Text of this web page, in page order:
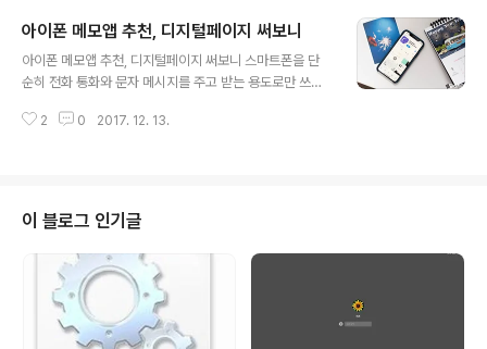
나 발견하지 못한 그 어떤 문제점이 내재되어 있진 않은지,
그리고 이를 좀 더 간편하게 찾아볼 수 있는 방법은 없는지
에 대한 문의도 적지 않게 보이더군요. 실제로 관련해서 인
적으로 이 경우 빼놓지 않고 권하는 앱이 하나 있습니다. 몇
아이폰 메모앱 추천, 디지털페이지 써보니
아이폰 메모앱 추천, 디지털페이지 써보니 스마트폰을 단
순히 전화 통화와 문자 메시지를 주고 받는 용도로만 쓰는
그렇고 상당 수가 이를 통해 필요한 정보를 스크랩하며 메
데 효율성을 높여주는 앱이 있어 소개를 드리려 합니다. 이
미 이용하고 계신 분들도 적지 않을 줄 아는데요. 짧은 메
모, 미팅 노트, 약속 일정과 장소, 사진, 이름과 연락처, 비밀
일기, 할 일… 그 어떤 것이든 기록할 수 있는. 그리고 이를
꺼내 활용하는데 있어 더 없이 편리함을 갖춘 ‘디지털페이
2 0 2017. 12. 13.
이 블로그 인기글